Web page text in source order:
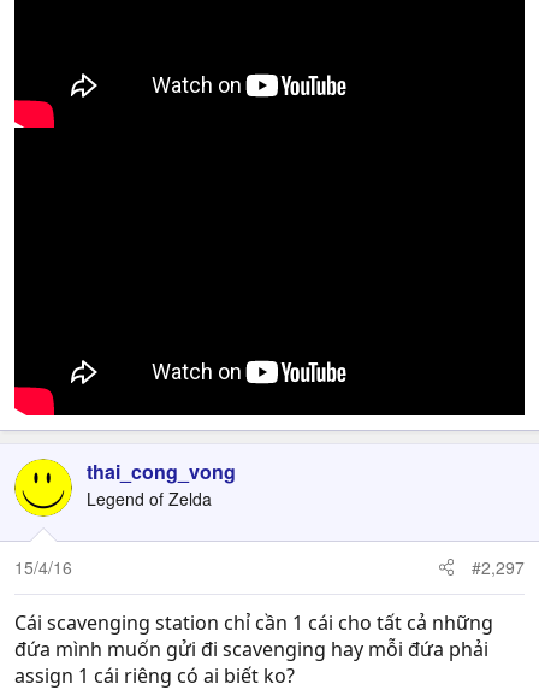
thai_cong_vong
Legend of Zelda
15/4/16 #2,297
Cái scavenging station chỉ cần 1 cái cho tất cả những
đứa mình muốn gửi đi scavenging hay mỗi đứa phải
assign 1 cái riêng có ai biết ko?